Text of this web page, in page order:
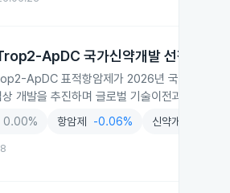
ApDC 국가신약개발 선정
ApDC 표적항암제가 2026년 국가신약개
개발을 추진하며 글로벌 기술이전과 임상 개
0.00% 항암제 -0.06% 신약개발